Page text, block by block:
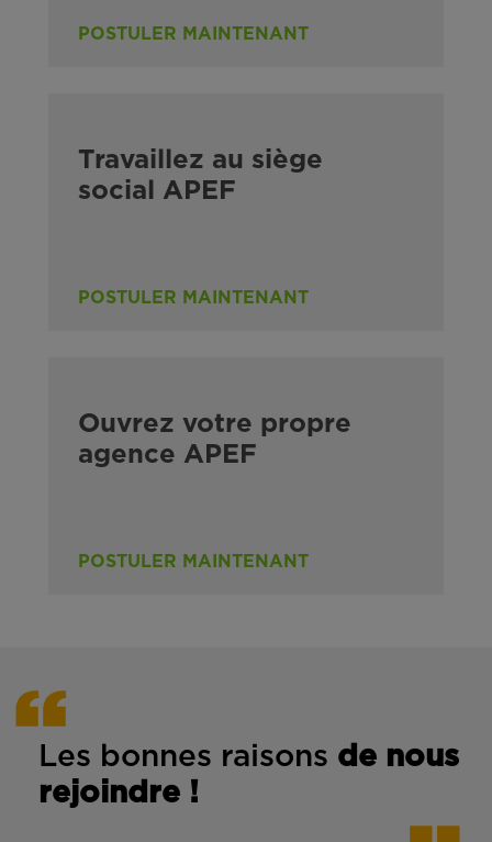
POSTULER MAINTENANT
Travaillez au siège
social APEF
POSTULER MAINTENANT
Ouvrez votre propre
agence APEF
POSTULER MAINTENANT
Les bonnes raisons de nous
rejoindre !